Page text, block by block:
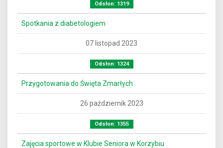
Odsłon: 1319
Spotkania z diabetologiem
07 listopad 2023
Odsłon: 1324
Przygotowania do Święta Zmarłych
26 październik 2023
Odsłon: 1355
Zajęcia sportowe w Klubie Seniora w Korzybiu